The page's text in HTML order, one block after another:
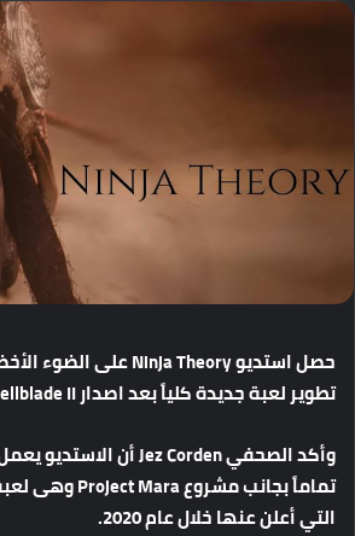
حصلاستديو علىالضوء
تطويرلعبةجديدةكلياًبعداصدار
وأكدالصحفي أنالاستديو
تماماًبجانبمشروع وهى
التيأعلنعنهاخلالعام